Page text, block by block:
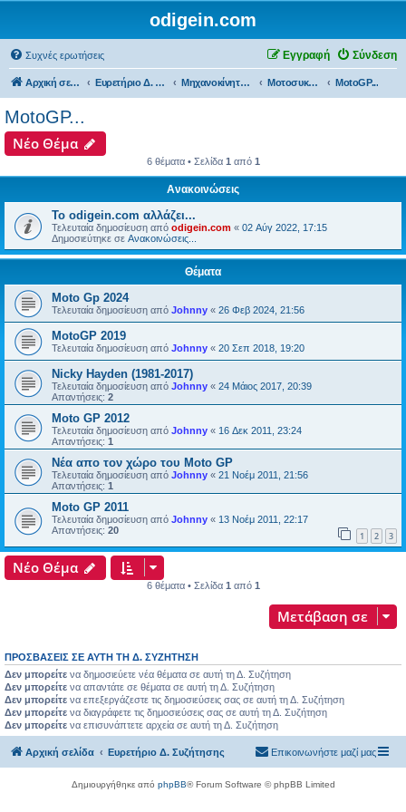
odigein.com
Συχνές ερωτήσεις Σύνδεση
Εγγραφή
Αρχική σελίδα Ευρετήριο Δ. Συζήτησης Μηχανοκίνητος αθλητισμός και μη... Μοτοσυκλέτες... MotoGP...
MotoGP...
Νέο Θέμα
6 θέματα • Σελίδα 1 από 1
Ανακοινώσεις
Το odigein.com αλλάζει...
Τελευταία δημοσίευση από odigein.com « 02 Αύγ 2022, 17:15
Δημοσιεύτηκε σε Ανακοινώσεις...
Θέματα
Moto Gp 2024
Τελευταία δημοσίευση από Johnny « 26 Φεβ 2024, 21:56
MotoGP 2019
Τελευταία δημοσίευση από Johnny « 20 Σεπ 2018, 19:20
Nicky Hayden (1981-2017)
Τελευταία δημοσίευση από Johnny « 24 Μάιος 2017, 20:39
Απαντήσεις: 2
Μoto GP 2012
Τελευταία δημοσίευση από Johnny « 16 Δεκ 2011, 23:24
Απαντήσεις: 1
Νέα απο τον χώρο του Moto GP
Τελευταία δημοσίευση από Johnny « 21 Νοέμ 2011, 21:56
Απαντήσεις: 1
Μoto GP 2011
Τελευταία δημοσίευση από Johnny « 13 Νοέμ 2011, 22:17
Απαντήσεις: 20 1 2 3
Νέο Θέμα
6 θέματα • Σελίδα 1 από 1
Μετάβαση σε
ΠΡΟΣΒΆΣΕΙΣ ΣΕ ΑΥΤΉ ΤΗ Δ. ΣΥΖΉΤΗΣΗ
Δεν μπορείτε να δημοσιεύετε νέα θέματα σε αυτή τη Δ. Συζήτηση
Δεν μπορείτε να απαντάτε σε θέματα σε αυτή τη Δ. Συζήτηση
Δεν μπορείτε να επεξεργάζεστε τις δημοσιεύσεις σας σε αυτή τη Δ. Συζήτηση
Δεν μπορείτε να διαγράφετε τις δημοσιεύσεις σας σε αυτή τη Δ. Συζήτηση
Δεν μπορείτε να επισυνάπτετε αρχεία σε αυτή τη Δ. Συζήτηση
Αρχική σελίδα Ευρετήριο Δ. Συζήτησης Επικοινωνήστε μαζί μας
Δημιουργήθηκε από phpBB® Forum Software © phpBB Limited